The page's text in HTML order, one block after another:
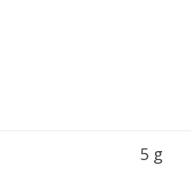
5 g